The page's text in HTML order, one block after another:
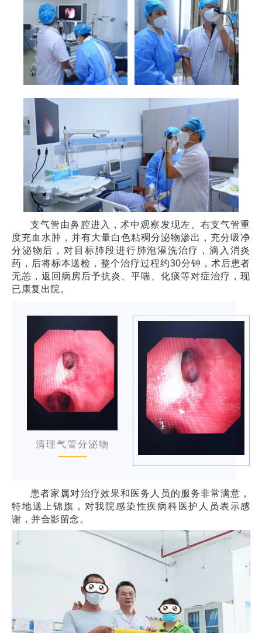
支气管由鼻腔进入，术中观察发现左、右支气管重
度充血水肿，并有大量白色粘稠分泌物渗出，充分吸净
分泌物后，对目标肺段进行肺泡灌洗治疗，滴入消炎
药，后将标本送检，整个治疗过程约30分钟，术后患者
无恙，返回病房后予抗炎、平喘、化痰等对症治疗，现
已康复出院。
清理气管分泌物
患者家属对治疗效果和医务人员的服务非常满意，
特地送上锦旗，对我院感染性疾病科医护人员表示感
谢，并合影留念。